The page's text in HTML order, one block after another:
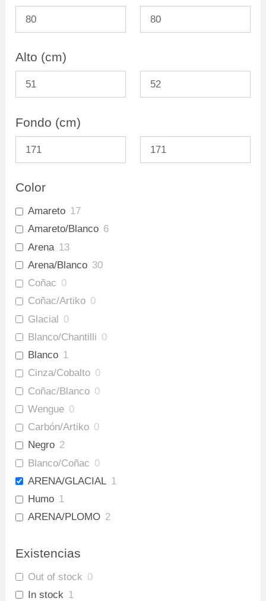
Repisas 0
Alto (cm)
Fondo (cm)
Color
Amareto 17
Amareto/Blanco 6
Arena 13
Arena/Blanco 30
Coñac 0
Coñac/Artiko 0
Glacial 0
Blanco/Chantilli 0
Blanco 1
Cinza/Cobalto 0
Coñac/Blanco 0
Wengue 0
Carbón/Artiko 0
Negro 2
Blanco/Coñac 0
ARENA/GLACIAL 1
Humo 1
ARENA/PLOMO 2
Existencias
Out of stock 0
In stock 1